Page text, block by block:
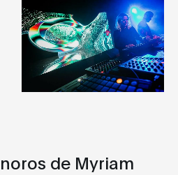
de Myriam